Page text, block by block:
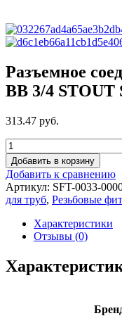
Разъемное
ВB 3/4 STOUT
313.47 руб.
Добавить в корзину
Добавить к сравнению
Артикул: SFT-0033-
для труб, Резьбовые
Характеристики
Отзывы (0)